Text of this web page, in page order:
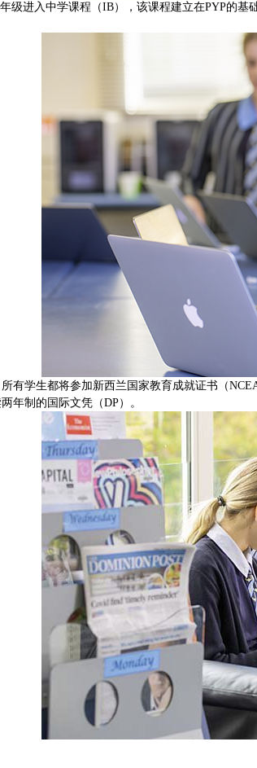
级进入中学课程（IB），该课程建立在PYP的
有学生都将参加新西兰国家教育成就证书（
年制的国际文凭（DP）。